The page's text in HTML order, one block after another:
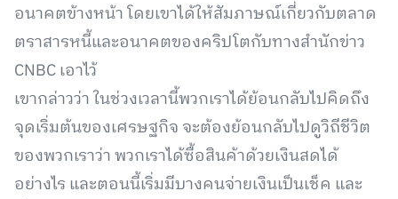
อนาคตข้างหน้า โดยเขาได้ให้สัมภาษณ์เกี่ยวกับตลาด
ตราสารหนี้และอนาคตของคริปโตกับทางสำนักข่าว
CNBC เอาไว้
เขากล่าวว่า ในช่วงเวลานี้พวกเราได้ย้อนกลับไปคิดถึง
จุดเริ่มต้นของเศรษฐกิจ จะต้องย้อนกลับไปดูวิถีชีวิต
ของพวกเราว่า พวกเราได้ซื้อสินค้าด้วยเงินสดได้
อย่างไร และตอนนี้เริ่มมีบางคนจ่ายเงินเป็นเช็ค และ